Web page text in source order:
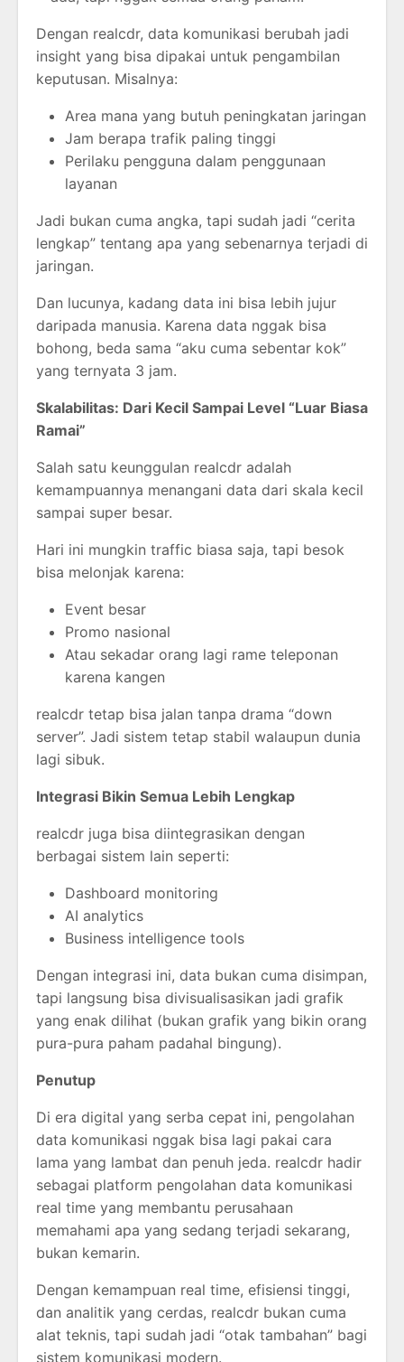
Dengan realcdr, data komunikasi berubah jadi
insight yang bisa dipakai untuk pengambilan
keputusan. Misalnya:
Area mana yang butuh peningkatan jaringan
Jam berapa trafik paling tinggi
Perilaku pengguna dalam penggunaan
layanan
Jadi bukan cuma angka, tapi sudah jadi “cerita
lengkap” tentang apa yang sebenarnya terjadi di
jaringan.
Dan lucunya, kadang data ini bisa lebih jujur
daripada manusia. Karena data nggak bisa
bohong, beda sama “aku cuma sebentar kok”
yang ternyata 3 jam.
Skalabilitas: Dari Kecil Sampai Level “Luar Biasa
Ramai”
Salah satu keunggulan realcdr adalah
kemampuannya menangani data dari skala kecil
sampai super besar.
Hari ini mungkin traffic biasa saja, tapi besok
bisa melonjak karena:
Event besar
Promo nasional
Atau sekadar orang lagi rame teleponan
karena kangen
realcdr tetap bisa jalan tanpa drama “down
server”. Jadi sistem tetap stabil walaupun dunia
lagi sibuk.
Integrasi Bikin Semua Lebih Lengkap
realcdr juga bisa diintegrasikan dengan
berbagai sistem lain seperti:
Dashboard monitoring
AI analytics
Business intelligence tools
Dengan integrasi ini, data bukan cuma disimpan,
tapi langsung bisa divisualisasikan jadi grafik
yang enak dilihat (bukan grafik yang bikin orang
pura-pura paham padahal bingung).
Penutup
Di era digital yang serba cepat ini, pengolahan
data komunikasi nggak bisa lagi pakai cara
lama yang lambat dan penuh jeda. realcdr hadir
sebagai platform pengolahan data komunikasi
real time yang membantu perusahaan
memahami apa yang sedang terjadi sekarang,
bukan kemarin.
Dengan kemampuan real time, efisiensi tinggi,
dan analitik yang cerdas, realcdr bukan cuma
alat teknis, tapi sudah jadi “otak tambahan” bagi
sistem komunikasi modern.